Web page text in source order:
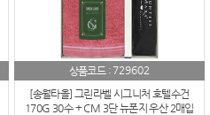
상품코드 : 729602
[송월타올] 그린라벨 시그니처 호텔수건
170G 30수 + CM 3단 뉴폰지 우산 2매입